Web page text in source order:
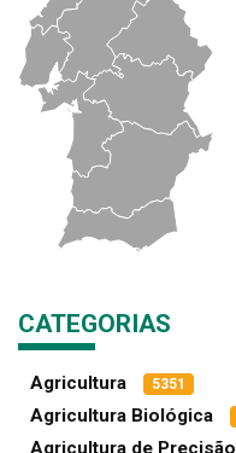
CATEGORIAS
Agricultura 5351
Agricultura Biológica
Agricultura de Precisão